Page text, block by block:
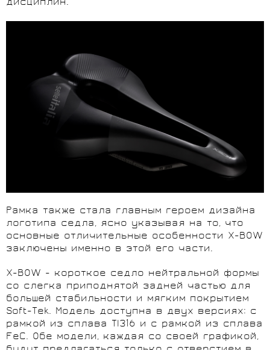
Рамка также стала главным героем дизайна
логотипа седла, ясно указывая на то, что
основные отличительные особенности X-BOW
заключены именно в этой его части.
X-BOW - короткое седло нейтральной формы
со слегка приподнятой задней частью для
большей стабильности и мягким покрытием
Soft-Tek. Модель доступна в двух версиях: с
рамкой из сплава TI316 и с рамкой из сплава
FeС. Обе модели, каждая со своей графикой,